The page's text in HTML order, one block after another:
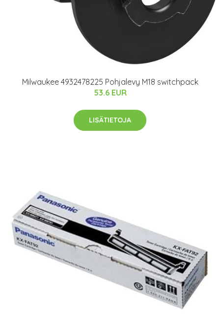
Milwaukee 4932478225 Pohjalevy M18 switchpack
53.6 EUR
LISÄTIETOJA